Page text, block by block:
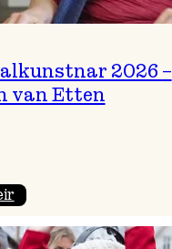
2026 –
van Etten
:
2026